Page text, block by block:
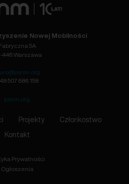
Nowej Mobilności
5A
446 Warszawa
507 686 158
psnm.org
Projekty Członkostwo
Kontakt
Prywatności
Ogłoszenia